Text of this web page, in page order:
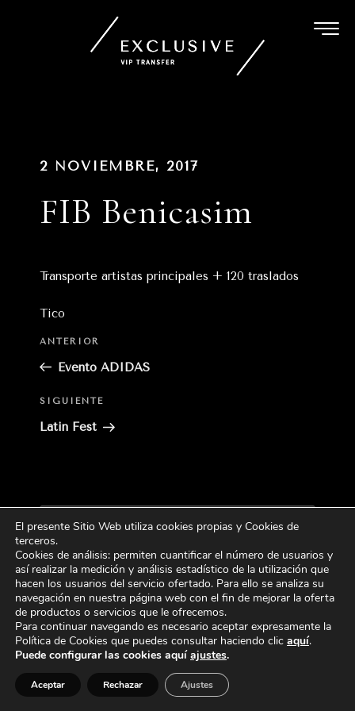
2 NOVIEMBRE, 2017
FIB Benicasim
Transporte artistas principales + 120 traslados
Tico
Navegación
entradas
Entrada
anterior:
ANTERIOR
Evento ADIDAS
Siguiente
entrada
SIGUIENTE
Latin Fest
por:
CATEGORÍAS
El presente Sitio Web utiliza cookies propias y Cookies de
terceros.
Cookies de análisis: permiten cuantificar el número de usuarios y
así realizar la medición y análisis estadístico de la utilización que
hacen los usuarios del servicio ofertado. Para ello se analiza su
navegación en nuestra página web con el fin de mejorar la oferta
de productos o servicios que le ofrecemos.
Para continuar navegando es necesario aceptar expresamente la
Política de Cookies que puedes consultar haciendo clic aquí.
Puede configurar las cookies aquíajustes.
Aceptar Rechazar Ajustes